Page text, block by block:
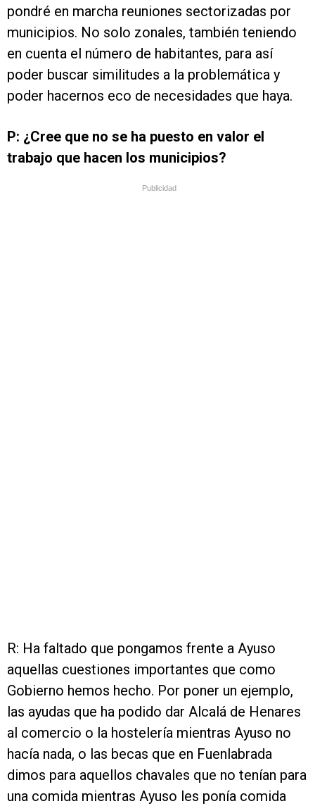
pondré en marcha reuniones sectorizadas por
municipios. No solo zonales, también teniendo
en cuenta el número de habitantes, para así
poder buscar similitudes a la problemática y
poder hacernos eco de necesidades que haya.
P: ¿Cree que no se ha puesto en valor el
trabajo que hacen los municipios?
Publicidad
R: Ha faltado que pongamos frente a Ayuso
aquellas cuestiones importantes que como
Gobierno hemos hecho. Por poner un ejemplo,
las ayudas que ha podido dar Alcalá de Henares
al comercio o la hostelería mientras Ayuso no
hacía nada, o las becas que en Fuenlabrada
dimos para aquellos chavales que no tenían para
una comida mientras Ayuso les ponía comida